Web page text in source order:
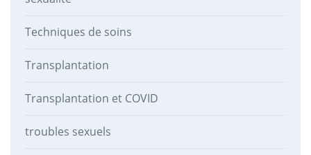
Techniques de soins
Transplantation
Transplantation et COVID
troubles sexuels